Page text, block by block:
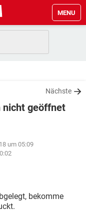
MENU
Nächste
nicht geöffnet
um 05:09
bekomme